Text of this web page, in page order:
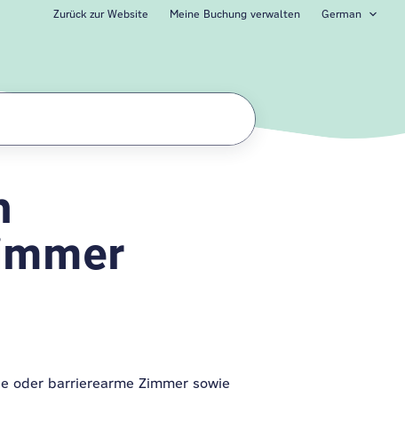
Zurück zur Website Meine Buchung verwalten German
oder barrierearme Zimmer sowie